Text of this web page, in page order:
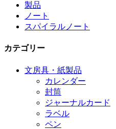
製品
ノート
スパイラルノート
カテゴリー
文房具・紙製品
カレンダー
封筒
ジャーナルカード
ラベル
ペン